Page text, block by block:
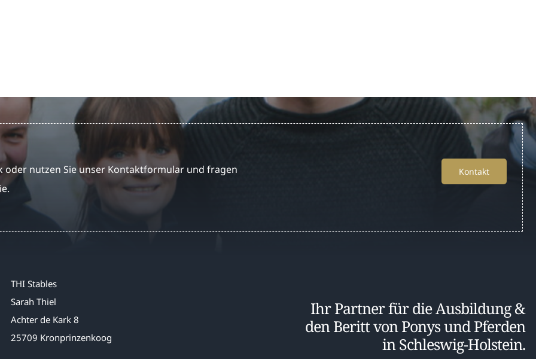
oder nutzen Sie unser Kontaktformular und fragen
Kontakt
THI Stables
Sarah Thiel
Achter de Kark 8
25709 Kronprinzenkoog
Ihr Partner für die Ausbildung &
den Beritt von Ponys und Pferden
in Schleswig-Holstein.